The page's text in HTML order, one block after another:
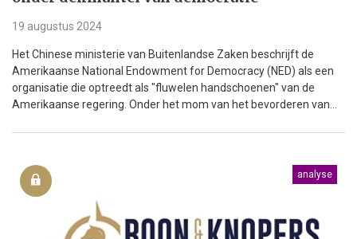
19 augustus 2024
Het Chinese ministerie van Buitenlandse Zaken beschrijft de
Amerikaanse National Endowment for Democracy (NED) als een
organisatie die optreedt als "fluwelen handschoenen" van de
Amerikaanse regering. Onder het mom van het bevorderen van...
analyse